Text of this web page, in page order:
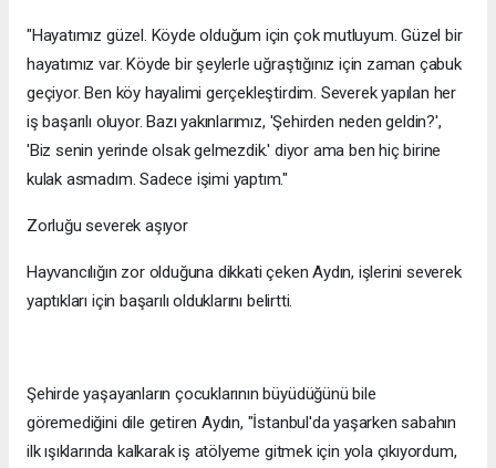
"Hayatımız güzel. Köyde olduğum için çok mutluyum. Güzel bir
hayatımız var. Köyde bir şeylerle uğraştığınız için zaman çabuk
geçiyor. Ben köy hayalimi gerçekleştirdim. Severek yapılan her
iş başarılı oluyor. Bazı yakınlarımız, 'Şehirden neden geldin?',
'Biz senin yerinde olsak gelmezdik.' diyor ama ben hiç birine
kulak asmadım. Sadece işimi yaptım."
Zorluğu severek aşıyor
Hayvancılığın zor olduğuna dikkati çeken Aydın, işlerini severek
yaptıkları için başarılı olduklarını belirtti.
Şehirde yaşayanların çocuklarının büyüdüğünü bile
göremediğini dile getiren Aydın, "İstanbul'da yaşarken sabahın
ilk ışıklarında kalkarak iş atölyeme gitmek için yola çıkıyordum,